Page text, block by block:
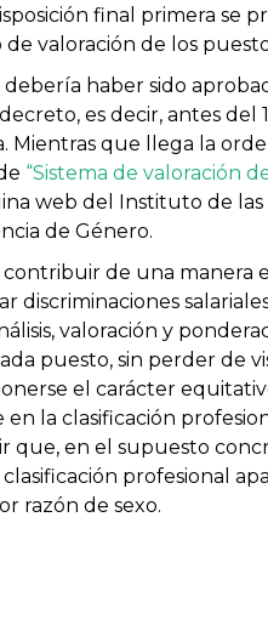
final primera se
valoración de los
haber sido
es decir, antes del
Mientras que llega la
“Sistema de valoración
web del Instituto de
de Género.
contribuir de una
discriminaciones
valoración y
puesto, sin perder de
el carácter
la clasificación
que, en el supuesto
clasificación profesional
razón de sexo.